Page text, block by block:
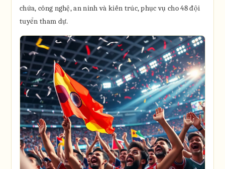
chứa, công nghệ, an ninh và kiến trúc, phục vụ cho 48 đội
tuyển tham dự.